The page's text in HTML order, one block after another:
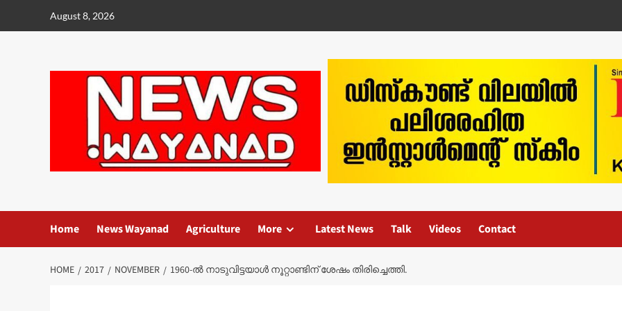
August 8, 2026
Home News Wayanad Agriculture More Latest News Talk Videos Contact
HOME 2017 NOVEMBER 1960-ൽ നാടുവിട്ടയാൾ നൂറ്റാണ്ടിന് ശേഷം തിരിച്ചെത്തി.